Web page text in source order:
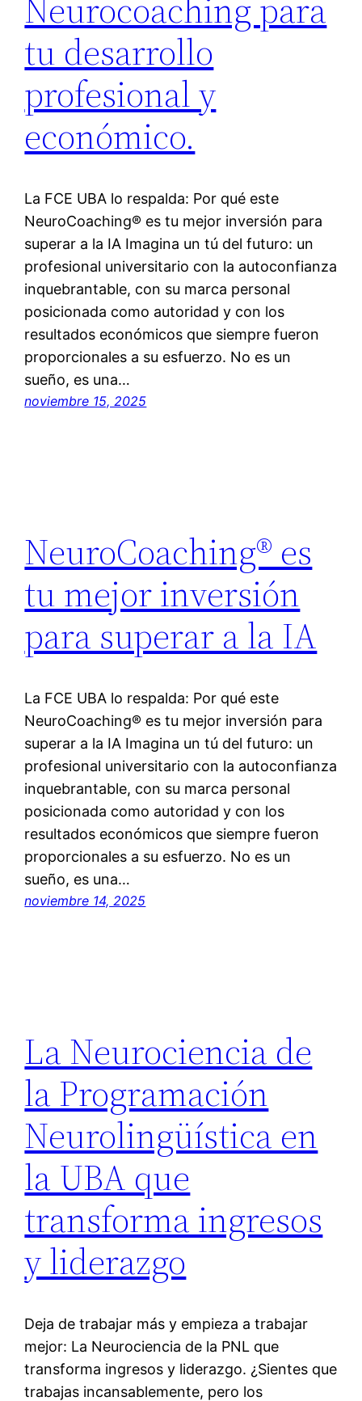
Neurocoaching para
tu desarrollo
profesional y
económico.
La FCE UBA lo respalda: Por qué este
NeuroCoaching® es tu mejor inversión para
superar a la IA Imagina un tú del futuro: un
profesional universitario con la autoconfianza
inquebrantable, con su marca personal
posicionada como autoridad y con los
resultados económicos que siempre fueron
proporcionales a su esfuerzo. No es un
sueño, es una…
noviembre 15, 2025
NeuroCoaching® es
tu mejor inversión
para superar a la IA
La FCE UBA lo respalda: Por qué este
NeuroCoaching® es tu mejor inversión para
superar a la IA Imagina un tú del futuro: un
profesional universitario con la autoconfianza
inquebrantable, con su marca personal
posicionada como autoridad y con los
resultados económicos que siempre fueron
proporcionales a su esfuerzo. No es un
sueño, es una…
noviembre 14, 2025
La Neurociencia de
la Programación
Neurolingüística en
la UBA que
transforma ingresos
y liderazgo
Deja de trabajar más y empieza a trabajar
mejor: La Neurociencia de la PNL que
transforma ingresos y liderazgo. ¿Sientes que
trabajas incansablemente, pero los